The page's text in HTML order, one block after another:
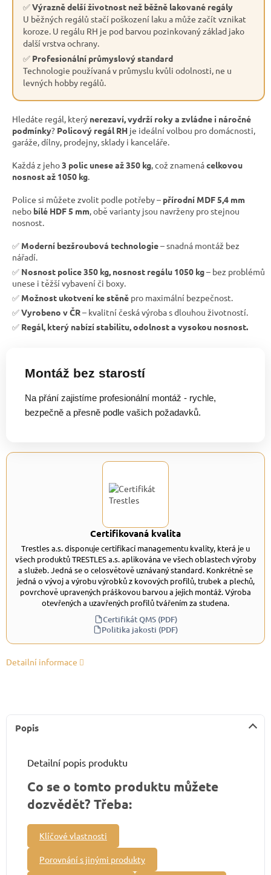
✅Výrazně delší životnost než běžně lakované regály
U běžných regálů stačí poškození laku a může začít vznikat
koroze. U regálu RH je pod barvou pozinkovaný základ jako
další vrstva ochrany.
✅ Profesionální průmyslový standard
Technologie používaná v průmyslu kvůli odolnosti, ne u
levných hobby regálů.
Hledáte regál, který nerezaví, vydrží roky a zvládne i náročné
podmínky? Policový regál RH je ideální volbou pro domácnosti,
garáže, dílny, prodejny, sklady i kanceláře.
Každá z jeho3 polic unese až 350 kg, což znamenácelkovou
nosnost až 1050 kg.
Police si můžete zvolit podle potřeby – přírodní MDF 5,4 mm
nebo bílé HDF 5 mm, obě varianty jsou navrženy pro stejnou
nosnost.
✅ Moderní bezšroubová technologie– snadná montáž bez
nářadí.
✅ Nosnost police 350 kg, nosnost regálu 1050 kg– bez problémů
unese i těžší vybavení či boxy.
✅ Možnost ukotvení ke stěně pro maximální bezpečnost.
✅Vyrobeno v ČR– kvalitní česká výroba s dlouhou životností.
✅ Regál, který nabízí stabilitu, odolnost a vysokou nosnost.
Montáž bez starostí
Na přání zajistíme profesionální montáž - rychle,
bezpečně a přesně podle vašich požadavků.
Certifikovaná kvalita
Trestles a.s. disponuje certifikací managementu kvality, která je u
všech produktů TRESTLES a.s. aplikována ve všech oblastech výroby
a služeb. Jedná se o celosvětově uznávaný standard. Konkrétně se
jedná o vývoj a výrobu výrobků z kovových profilů, trubek a plechů,
povrchově upravených práškovou barvou a jejich montáž. Výroba
otevřených a uzavřených profilů tvářením za studena.
Certifikát QMS (PDF)
Politika jakosti (PDF)
Detailní informace
Popis
Detailní popis produktu
Co se o tomto produktu můžete
dozvědět? Třeba:
Klíčové vlastnosti
Porovnání s jinými produkty